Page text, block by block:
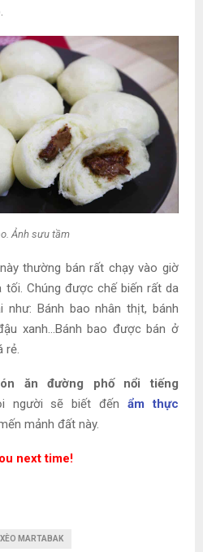
Ảnh sưu tầm
thường bán rất chạy vào giờ
Chúng được chế biến rất da
như: Bánh bao nhân thịt, bánh
xanh…Bánh bao được bán ở
rẻ.
ăn đường phố nổi tiếng
người sẽ biết đếnẩm thực
mảnh đất này.
next time!
MARTABAK